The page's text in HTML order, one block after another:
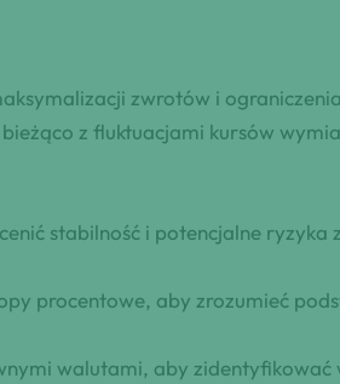
zwrotów i
z fluktuacjami kursów
stabilność i potencjalne ryzyka
procentowe, aby zrozumieć
walutami, aby zidentyfikować